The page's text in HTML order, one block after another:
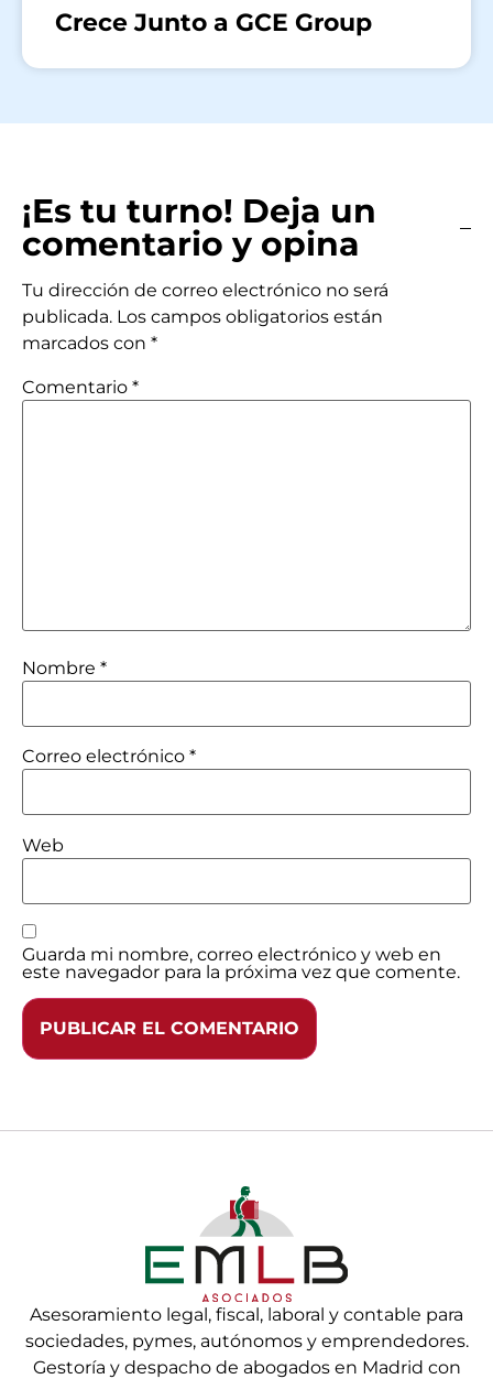
Crece Junto a GCE Group
¡Es tu turno! Deja un
comentario y opina
Tu dirección de correo electrónico no será
publicada. Los campos obligatorios están
marcados con *
Comentario *
Nombre *
Correo electrónico *
Web
Guarda mi nombre, correo electrónico y web en
este navegador para la próxima vez que comente.
Asesoramiento legal, fiscal, laboral y contable para
sociedades, pymes, autónomos y emprendedores.
Gestoría y despacho de abogados en Madrid con